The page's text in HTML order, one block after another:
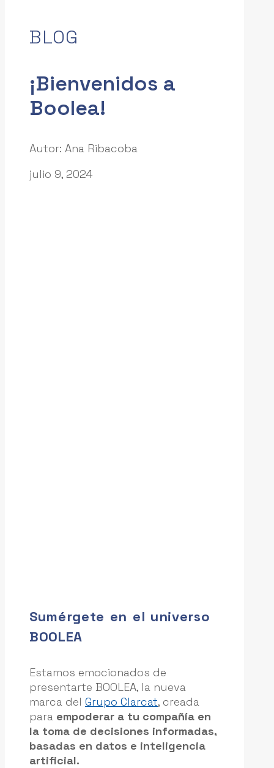
BLOG
¡Bienvenidos a
Boolea!
Autor: Ana Ribacoba
julio 9, 2024
Sumérgete en el universo
BOOLEA
Estamos emocionados de
presentarte BOOLEA, la nueva
marca del Grupo Clarcat, creada
para empoderar a tu compañía en
la toma de decisiones informadas,
basadas en datos e inteligencia
artificial.